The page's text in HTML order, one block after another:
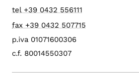
tel +39 0432 556111
fax +39 0432 507715
p.iva 01071600306
c.f. 80014550307